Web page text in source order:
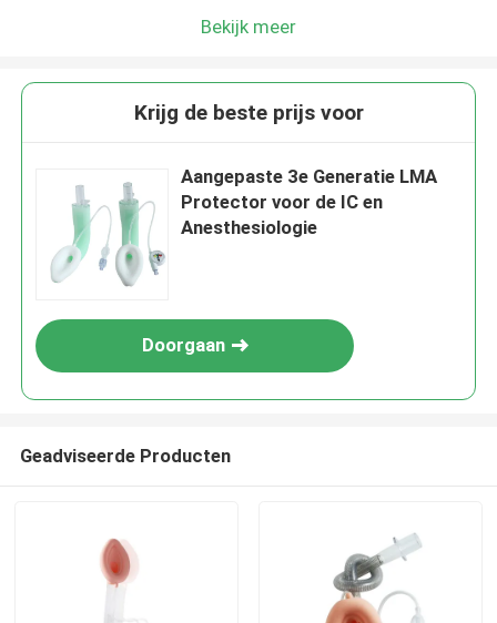
Bekijk meer
Krijg de beste prijs voor
Aangepaste 3e Generatie LMA
Protector voor de IC en
Anesthesiologie
Doorgaan
Geadviseerde Producten